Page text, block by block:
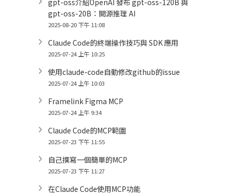
gpt-oss-20B：開源推理 AI
2025-08-20 下午 11:08
Claude Code的終端操作技巧與 SDK 應用
2025-07-24 上午 10:25
使用claude-code自動修改github的issue
2025-07-24 上午 10:03
Framelink Figma MCP
2025-07-24 上午 9:34
Claude Code的MCP範圍
2025-07-23 下午 11:55
自己撰寫一個簡單的MCP
2025-07-23 下午 11:27
在Claude Code使用MCP功能